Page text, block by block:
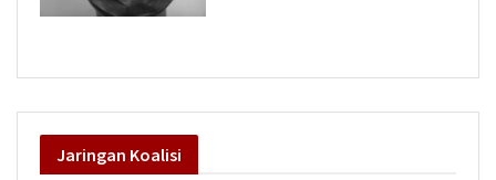
Jaringan Koalisi